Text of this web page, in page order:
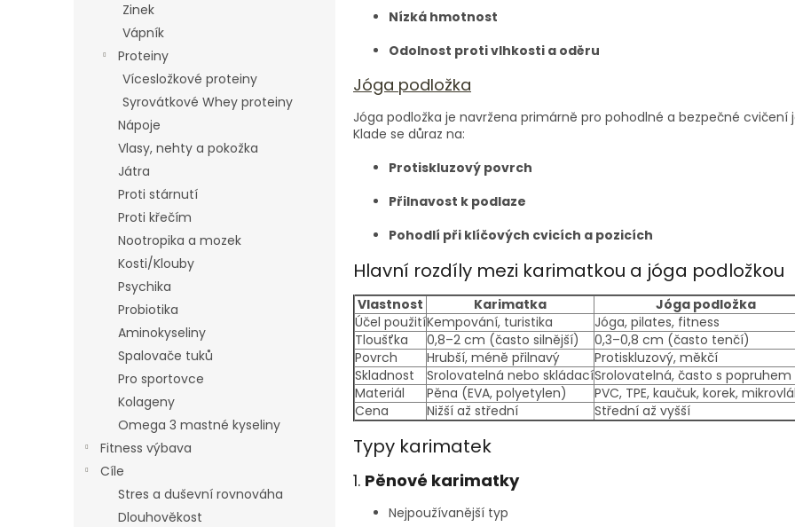
Zinek
Vápník
Proteiny
Vícesložkové proteiny
Syrovátkové Whey proteiny
Nápoje
Vlasy, nehty a pokožka
Játra
Proti stárnutí
Proti křečím
Nootropika a mozek
Kosti/Klouby
Psychika
Probiotika
Aminokyseliny
Spalovače tuků
Pro sportovce
Kolageny
Omega 3 mastné kyseliny
Fitness výbava
Cíle
Stres a duševní rovnováha
Dlouhověkost
Nízká hmotnost
Odolnost proti vlhkosti a oděru
Jóga podložka
Jóga podložka je navržena primárně pro pohodlné a bezpečné
Klade se důraz na:
Protiskluzový povrch
Přilnavost k podlaze
Pohodlí při klíčových cvicích a pozicích
Hlavní rozdíly mezi karimatkou a jóga podložkou
Vlastnost Karimatka
Jóga podložka
Účel použitíKempování, turistika
Jóga, pilates, fitness
Tloušťka
0,8–2 cm (často silnější)
0,3–0,8 cm (často tenčí)
Povrch
Hrubší, méně přilnavý
Protiskluzový, měkčí
Skladnost
Srolovatelná nebo skládacíSrolovatelná, často s popruhem
Materiál
Pěna (EVA, polyetylen)
PVC, TPE, kaučuk, korek,
Cena
Nižší až střední Střední až vyšší
Typy karimatek
1. Pěnové karimatky
Nejpoužívanější typ